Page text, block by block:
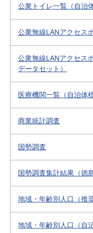
公衆トイレ一覧（自治
公衆無線LANアクセス
公衆無線LANアクセス
データセット）
医療機関一覧（自治体
商業統計調査
国勢調査
国勢調査集計結果（徳
地域・年齢別人口（推
地域・年齢別人口（自